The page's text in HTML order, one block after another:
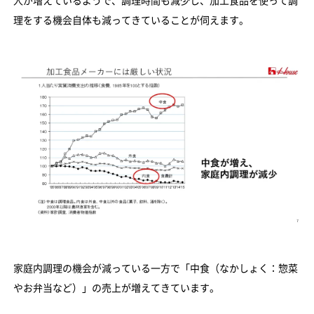
理をする機会自体も減ってきていることが伺えます。
家庭内調理の機会が減っている一方で「中食（なかしょく：惣菜
やお弁当など）」の売上が増えてきています。